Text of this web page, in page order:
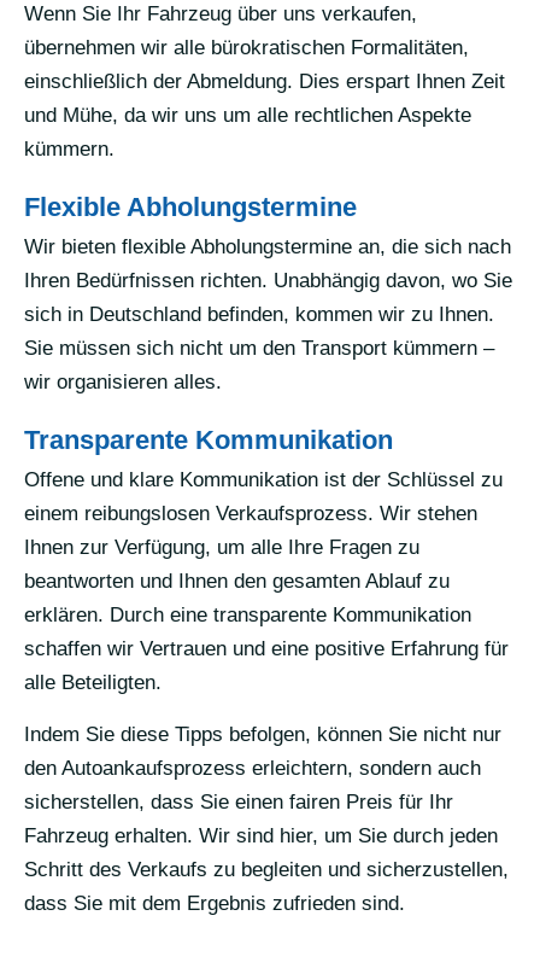
Wenn Sie Ihr Fahrzeug über uns verkaufen,
übernehmen wir alle bürokratischen Formalitäten,
einschließlich der Abmeldung. Dies erspart Ihnen Zeit
und Mühe, da wir uns um alle rechtlichen Aspekte
kümmern.
Flexible Abholungstermine
Wir bieten flexible Abholungstermine an, die sich nach
Ihren Bedürfnissen richten. Unabhängig davon, wo Sie
sich in Deutschland befinden, kommen wir zu Ihnen.
Sie müssen sich nicht um den Transport kümmern –
wir organisieren alles.
Transparente Kommunikation
Offene und klare Kommunikation ist der Schlüssel zu
einem reibungslosen Verkaufsprozess. Wir stehen
Ihnen zur Verfügung, um alle Ihre Fragen zu
beantworten und Ihnen den gesamten Ablauf zu
erklären. Durch eine transparente Kommunikation
schaffen wir Vertrauen und eine positive Erfahrung für
alle Beteiligten.
Indem Sie diese Tipps befolgen, können Sie nicht nur
den Autoankaufsprozess erleichtern, sondern auch
sicherstellen, dass Sie einen fairen Preis für Ihr
Fahrzeug erhalten. Wir sind hier, um Sie durch jeden
Schritt des Verkaufs zu begleiten und sicherzustellen,
dass Sie mit dem Ergebnis zufrieden sind.